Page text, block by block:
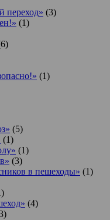
переход» (3)
(1)
(1)
(5)
(1)
(1)
(3)
в пешеходы» (1)
(4)